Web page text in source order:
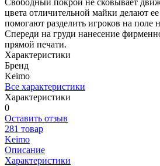
цвета отличительной майки делают
помогают разделить игроков на поле
Спереди на груди нанесение
прямой печати.
Характеристики
Бренд
Keimo
Все характеристики
Характеристики
0
Оставить отзыв
281 товар
Keimo
Описание
Характеристики